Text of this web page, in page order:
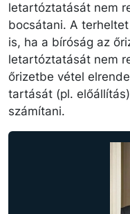
letartóztatását nem
bocsátani. A
is, ha a bíróság az
letartóztatását nem
őrizetbe vétel
tartását (pl.
számítani.